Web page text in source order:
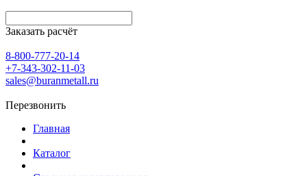
Заказать расчёт
8-800-777-20-14
+7-343-302-11-03
sales@buranmetall.ru
Перезвонить
Главная
Каталог